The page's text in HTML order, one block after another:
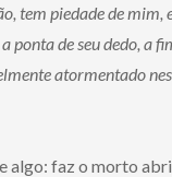
tem piedade de
ponta de seu dedo, a
atormentado
algo: faz o morto